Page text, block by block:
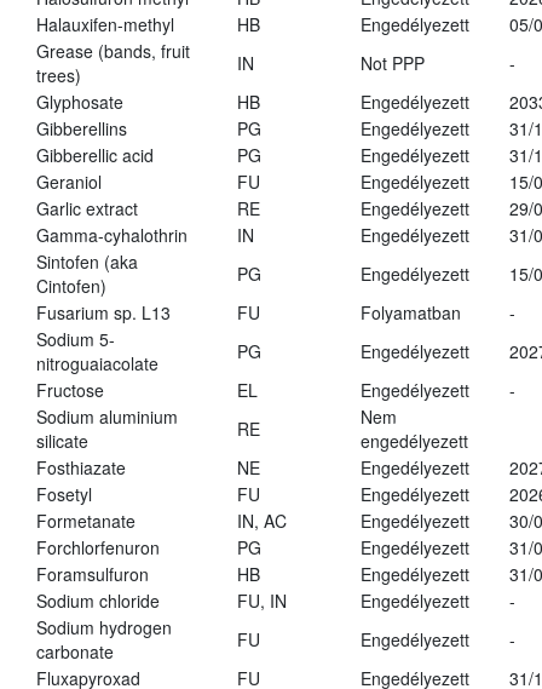
Halauxifen-methyl
HB Engedélyezett
05/
Grease (bands, fruit
trees)
IN Not PPP
-
Glyphosate
HB Engedélyezett
Gibberellins
PG Engedélyezett
31/
Gibberellic acid
PG Engedélyezett
31/
Geraniol
FU Engedélyezett
15/
Garlic extract
RE Engedélyezett
29/
Gamma-cyhalothrin
IN Engedélyezett
31/
Sintofen (aka
Cintofen)
PG Engedélyezett
15/
Fusarium sp. L13
FU Folyamatban
-
Sodium 5-
nitroguaiacolate
PG Engedélyezett
Fructose
EL Engedélyezett
-
Sodium aluminium
silicate
RE
Nem
engedélyezett
Fosthiazate
NE Engedélyezett
Fosetyl
FU Engedélyezett
Formetanate
IN, AC Engedélyezett
30/
Forchlorfenuron
PG Engedélyezett
31/
Foramsulfuron
HB Engedélyezett
31/
Sodium chloride
FU, IN Engedélyezett
-
Sodium hydrogen
carbonate
FU Engedélyezett
-
Fluxapyroxad
FU Engedélyezett
31/